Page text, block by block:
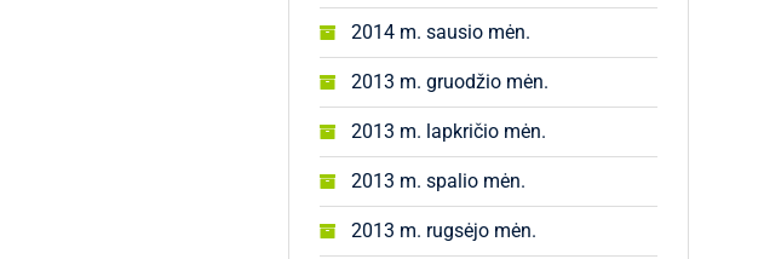
2014 m. sausio mėn.
2013 m. gruodžio mėn.
2013 m. lapkričio mėn.
2013 m. spalio mėn.
2013 m. rugsėjo mėn.